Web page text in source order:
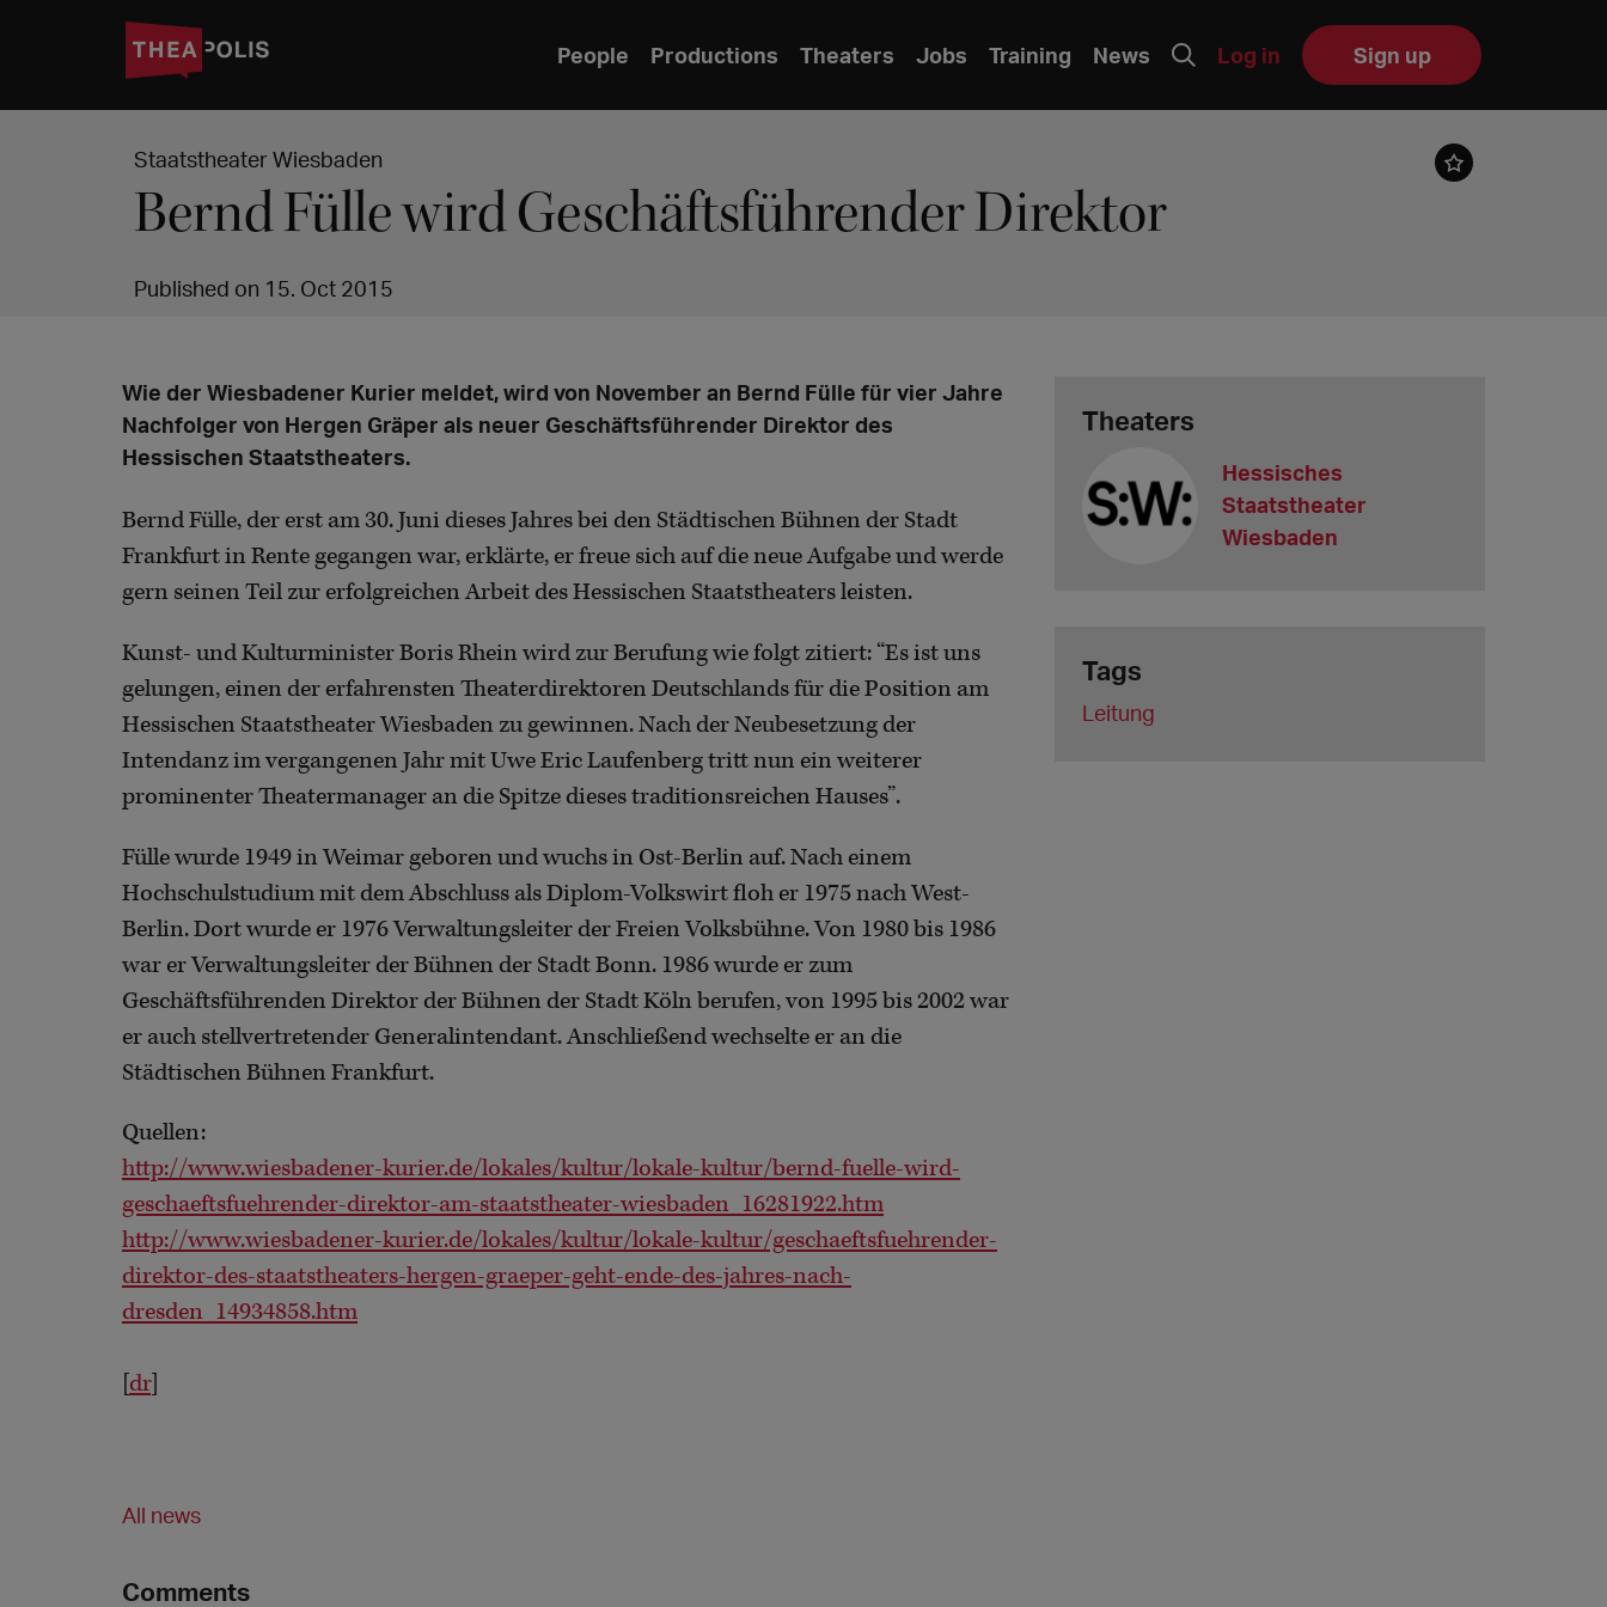
People Productions Theaters Jobs Training News Log in Sign up
Staatstheater Wiesbaden
Bernd Fülle wird Geschäftsführender Direktor
Published on 15. Oct 2015
Wie der Wiesbadener Kurier meldet, wird von November an Bernd Fülle für vier Jahre
Nachfolger von Hergen Gräper als neuer Geschäftsführender Direktor des
Hessischen Staatstheaters.
Bernd Fülle, der erst am 30. Juni dieses Jahres bei den Städtischen Bühnen der Stadt
Frankfurt in Rente gegangen war, erklärte, er freue sich auf die neue Aufgabe und werde
gern seinen Teil zur erfolgreichen Arbeit des Hessischen Staatstheaters leisten.
Kunst- und Kulturminister Boris Rhein wird zur Berufung wie folgt zitiert: “Es ist uns
gelungen, einen der erfahrensten Theaterdirektoren Deutschlands für die Position am
Hessischen Staatstheater Wiesbaden zu gewinnen. Nach der Neubesetzung der
Intendanz im vergangenen Jahr mit Uwe Eric Laufenberg tritt nun ein weiterer
prominenter Theatermanager an die Spitze dieses traditionsreichen Hauses”.
Fülle wurde 1949 in Weimar geboren und wuchs in Ost-Berlin auf. Nach einem
Hochschulstudium mit dem Abschluss als Diplom-Volkswirt floh er 1975 nach West-
Berlin. Dort wurde er 1976 Verwaltungsleiter der Freien Volksbühne. Von 1980 bis 1986
war er Verwaltungsleiter der Bühnen der Stadt Bonn. 1986 wurde er zum
Geschäftsführenden Direktor der Bühnen der Stadt Köln berufen, von 1995 bis 2002 war
er auch stellvertretender Generalintendant. Anschließend wechselte er an die
Städtischen Bühnen Frankfurt.
Quellen:
http://www.wiesbadener-kurier.de/lokales/kultur/lokale-kultur/bernd-fuelle-wird-
geschaeftsfuehrender-direktor-am-staatstheater-wiesbaden_16281922.htm
http://www.wiesbadener-kurier.de/lokales/kultur/lokale-kultur/geschaeftsfuehrender-
direktor-des-staatstheaters-hergen-graeper-geht-ende-des-jahres-nach-
dresden_14934858.htm
dr]
All news
Theaters
Hessisches
Staatstheater
Wiesbaden
Tags
Leitung
Comments